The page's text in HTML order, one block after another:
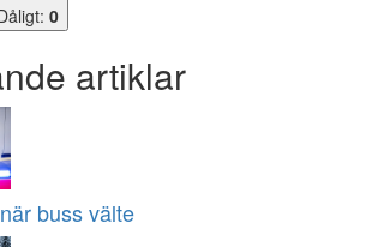
0
artiklar
buss välte